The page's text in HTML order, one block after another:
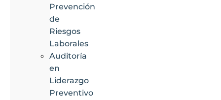
Prevención
de
Riesgos
Laborales
Auditoría
en
Liderazgo
Preventivo